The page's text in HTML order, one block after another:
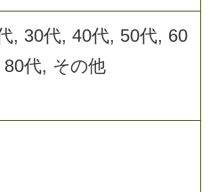
, 30代, 40代, 50代, 60
代, その他